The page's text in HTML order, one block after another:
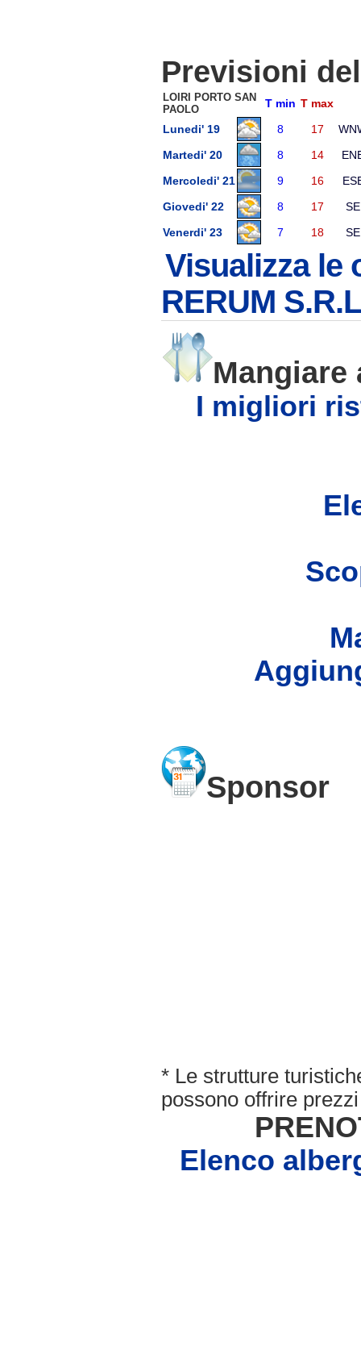
Previsioni
LOIRI PORTO SAN
PAOLO
T min T max
Lunedi' 19
8 17
Martedi' 20
8 14
Mercoledi' 21
9 16
Giovedi' 22
8 17
SE
Venerdi' 23
7 18 SE
Visualizza le
RERUM
Mangiare
I migliori
Sponsor
* Le strutture
possono offrire
Elenco